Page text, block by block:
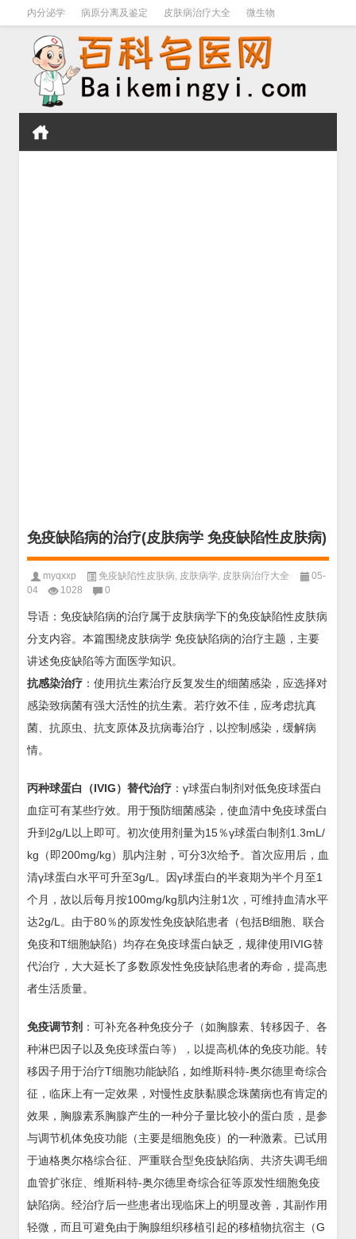
内分泌学 病原分离及鉴定 皮肤病治疗大全 微生物
皮肤病学 男科学 血液病学 心血管 口腔医学
免疫缺陷病的治疗(皮肤病学 免疫缺陷性皮肤病)
myqxxp 免疫缺陷性皮肤病, 皮肤病学, 皮肤病治疗大全
05-
04
1028 0
导语：免疫缺陷病的治疗属于皮肤病学下的免疫缺陷性皮肤病
分支内容。本篇围绕皮肤病学 免疫缺陷病的治疗主题，主要
讲述免疫缺陷等方面医学知识。
抗感染治疗 ：使用抗生素治疗反复发生的细菌感染，应选择对
感染致病菌有强大活性的抗生素。若疗效不佳，应考虑抗真
菌、抗原虫、抗支原体及抗病毒治疗，以控制感染，缓解病
情。
丙种球蛋白（IVIG）替代治疗 ：γ球蛋白制剂对低免疫球蛋白
血症可有某些疗效。用于预防细菌感染，使血清中免疫球蛋白
升到2g/L以上即可。初次使用剂量为15％γ球蛋白制剂1.3mL/
kg（即200mg/kg）肌内注射，可分3次给予。首次应用后，血
清γ球蛋白水平可升至3g/L。因γ球蛋白的半衰期为半个月至1
个月，故以后每月按100mg/kg肌内注射1次，可维持血清水平
达2g/L。由于80％的原发性免疫缺陷患者（包括B细胞、联合
免疫和T细胞缺陷）均存在免疫球蛋白缺乏，规律使用IVIG替
代治疗，大大延长了多数原发性免疫缺陷患者的寿命，提高患
者生活质量。
免疫调节剂 ：可补充各种免疫分子（如胸腺素、转移因子、各
种淋巴因子以及免疫球蛋白等），以提高机体的免疫功能。转
移因子用于治疗T细胞功能缺陷，如维斯科特-奥尔德里奇综合
征，临床上有一定效果，对慢性皮肤黏膜念珠菌病也有肯定的
效果，胸腺素系胸腺产生的一种分子量比较小的蛋白质，是参
与调节机体免疫功能（主要是细胞免疫）的一种激素。已试用
于迪格奥尔格综合征、严重联合型免疫缺陷病、共济失调毛细
血管扩张症、维斯科特-奥尔德里奇综合征等原发性细胞免疫
缺陷病。经治疗后一些患者出现临床上的明显改善，其副作用
轻微，而且可避免由于胸腺组织移植引起的移植物抗宿主（G